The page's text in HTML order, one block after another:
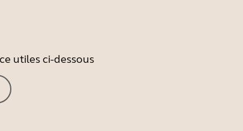
utiles ci-dessous